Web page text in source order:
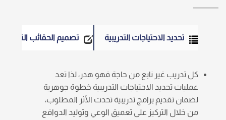
تحديد الاحتياجات التدريبية تصميم الحقائب التدريبية
كل تدريب غير نابع من حاجة فهو هدر، لذا تعد
عمليات تحديد الاحتياجات التدريبية خطوة جوهرية
لضمان تقديم برامج تدريبية تحدث الأثر المطلوب،
من خلال التركيز على تعميق الوعي وتوليد الدوافع